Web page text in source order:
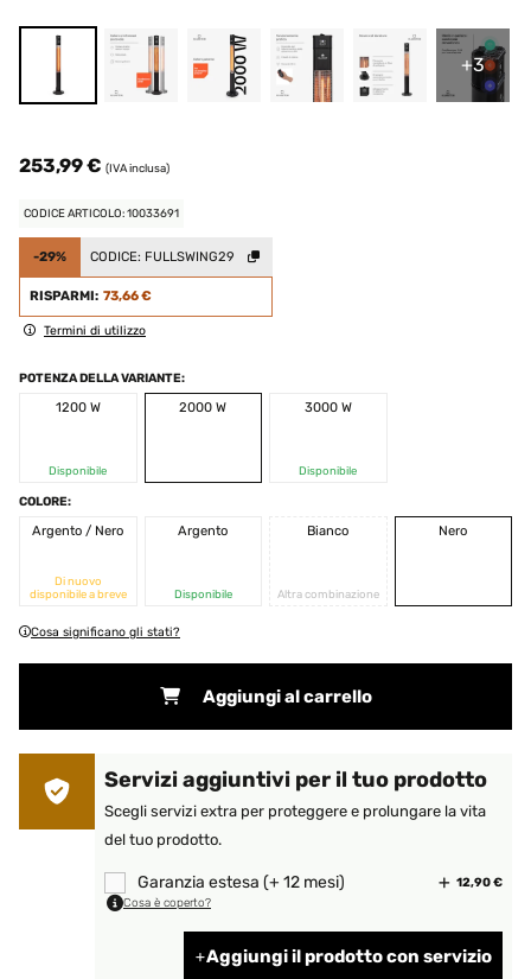
+3
253,99 € (IVA inclusa)
CODICE ARTICOLO: 10033691
-29% CODICE: FULLSWING29
RISPARMI: 73,66 €
Termini di utilizzo
POTENZA DELLA VARIANTE:
1200 W
Disponibile
2000 W 3000 W
Disponibile
COLORE:
Argento / Nero
Di nuovo
disponibile a breve
Argento
Disponibile
Bianco
Altra combinazione
Nero
Cosa significano gli stati?
Aggiungi al carrello
Servizi aggiuntivi per il tuo prodotto
Scegli servizi extra per proteggere e prolungare la vita
del tuo prodotto.
Garanzia estesa (+ 12 mesi) 12,90 €
Cosa è coperto?
Aggiungi il prodotto con servizio